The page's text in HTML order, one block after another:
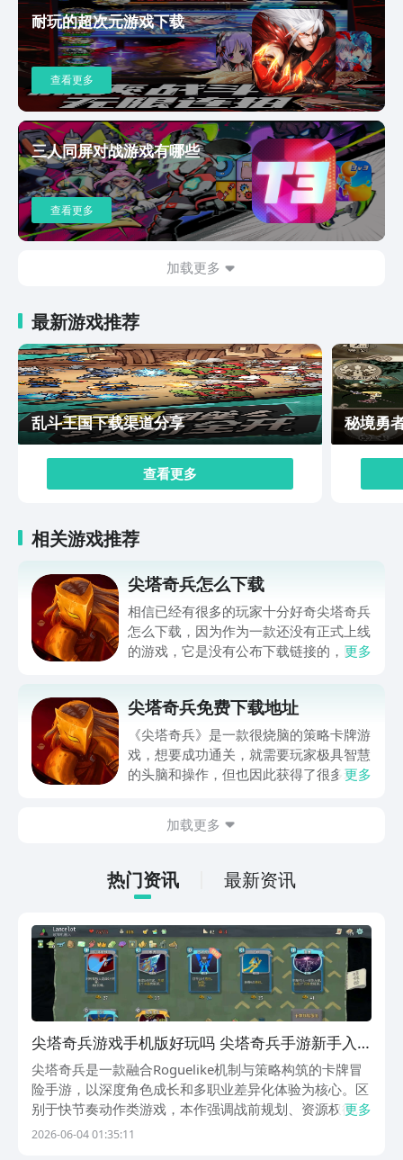
配置也各不相同，每个角色都有自己相关的职业卡牌，在
作战的时候，还能得到一些特殊的加成道具，经历不同的
事件之后，还会得到不一样的加成结果，游戏的目标就是
抵达到尖塔的顶端，在作战时也要根据角色的状态来选择
不同的进攻路线，在遇到大型关卡的boss时，没有办法跳
过，只能直接对战，玩家要在做战时准备好充足的道具。
职业主要分为猎人、机器人、战士和观者，通过选择不同
的职业搭配不同的对战和培养，战士的生命值较高，可以
使用回血道具，在对战结束后进行自动回血，但是也是新
手玩家最适合使用的职业，能在前期胜任大多数的战斗场
景，猎人的过牌能力非常强大，在强化之后还能使用连击
技能，选择毒系流派的话，还能对敌人造成持续性的伤
害，机器人的属性比较多样，需要利用充能球进行输出，
后续进阶后还能在战斗中爆发更强大的群体伤害，观者的
到这里，在前期玩家可以选择更加合适的职业，熟悉游戏
的玩法之后，可以挑战更高难度的职业，虽然没有上线，
但是玩家能够在豌豆荚中预约，等待游戏的最新消息。
耐玩的超次元游戏下载
查看更多
三人同屏对战游戏有哪些
查看更多
加载更多
最新游戏推荐
乱斗王国下载渠道分享
查看更多
秘境勇
相关游戏推荐
尖塔奇兵怎么下载
相信已经有很多的玩家十分好奇尖塔奇兵
怎么下载，因为作为一款还没有正式上线
的游戏，它是没有公布下载链接的，因此
方法有什么，如果有想要下载这款游戏的
玩家可以按照小编的方法进行下载，这样
就能够尽快游玩这款游戏了。
更多
尖塔奇兵免费下载地址
《尖塔奇兵》是一款很烧脑的策略卡牌游
戏，想要成功通关，就需要玩家极具智慧
的头脑和操作，但也因此获得了很多玩家
安卓版的下载链接，由于这款游戏暂时处
感兴趣的小伙伴可以先预约游戏，上线之
后将会第一时间通知到大家。
更多
加载更多
热门资讯 最新资讯
尖塔奇兵游戏手机版好玩吗 尖塔奇兵手游新手入
门与进阶教程
尖塔奇兵是一款融合Roguelike机制与策略构筑的卡牌冒
险手游，以深度角色成长和多职业差异化体验为核心。区
别于快节奏动作类游戏，本作强调战前规划、资源权衡与
长期路线决策，适合偏好思考性玩法的玩家。不少初次接
更多
2026-06-04 01:35:11